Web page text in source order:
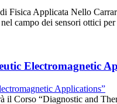
Fisica Applicata Nello
campo dei sensori ottici
Electromagnetic
il Corso “Diagnostic and